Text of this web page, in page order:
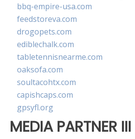
bbq-empire-usa.com
feedstoreva.com
drogopets.com
ediblechalk.com
tabletennisnearme.com
oaksofa.com
soultacohtx.com
capishcaps.com
gpsyfl.org
MEDIA PARTNER III